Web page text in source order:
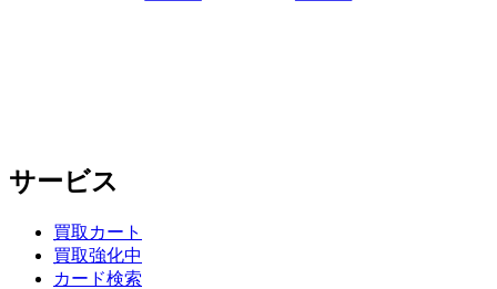
サービス
買取カート
買取強化中
カード検索